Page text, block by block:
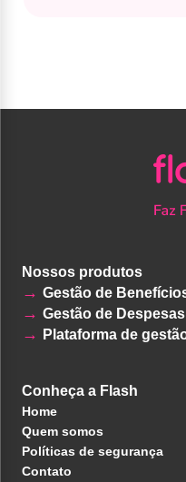
Nossos produtos
Gestão de
Gestão de Despesas
Plataforma de
Conheça a Flash
Home
Quem somos
Políticas de segurança
Contato